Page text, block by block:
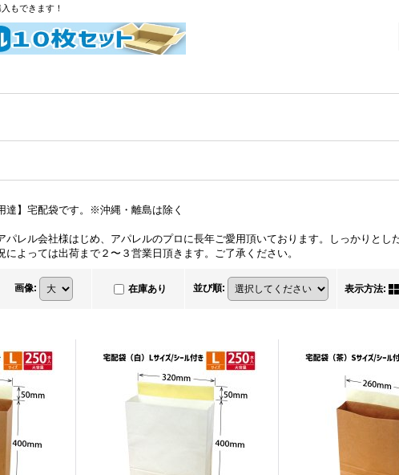
もできます！
達】宅配袋です。※沖縄・離島は除く
レル会社様はじめ、アパレルのプロに長年ご愛用頂いております。しっかりとし
よっては出荷まで２〜３営業日頂きます。ご了承ください。
画像: 在庫あり 並び順: 表示方法: